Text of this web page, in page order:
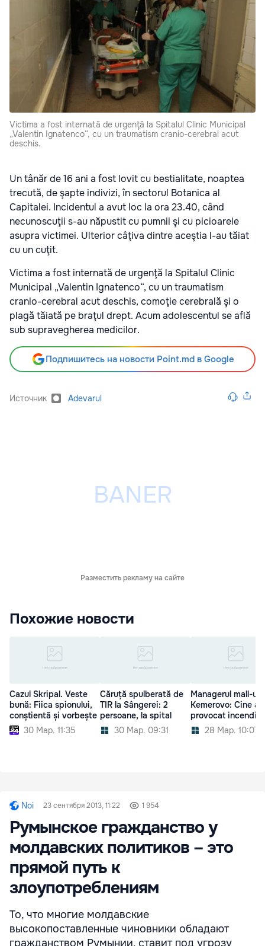
Victima a fost internată de urgenţă la Spitalul Clinic Municipal
„Valentin Ignatenco“, cu un traumatism cranio-cerebral acut
deschis.
Un tânăr de 16 ani a fost lovit cu bestialitate, noaptea
trecută, de şapte indivizi, în sectorul Botanica al
Capitalei. Incidentul a avut loc la ora 23.40, când
necunoscuţii s-au năpustit cu pumnii şi cu picioarele
asupra victimei. Ulterior câţiva dintre aceştia l-au tăiat
cu un cuţit.
Victima a fost internată de urgenţă la Spitalul Clinic
Municipal „Valentin Ignatenco“, cu un traumatism
cranio-cerebral acut deschis, comoţie cerebrală şi o
plagă tăiată pe braţul drept. Acum adolescentul se află
sub supravegherea medicilor.
Подпишитесь на новости Point.md в Google
Источник Adevarul
Разместить рекламу на сайте
Похожие новости
Cazul Skripal. Veste
bună: Fiica spionului,
conștientă și vorbește
30 Мар. 11:35
Căruță spulberată de
TIR la Sângerei: 2
persoane, la spital
30 Мар. 09:31
Managerul mall-
Kemerovo: Cine a
provocat incendiul
28 Мар. 10:07
Noi 23 сентября 2013, 11:22 1 954
Румынское гражданство у
молдавских политиков – это
прямой путь к
злоупотреблениям
То, что многие молдавские
высокопоставленные чиновники обладают
гражданством Румынии, ставит под угрозу